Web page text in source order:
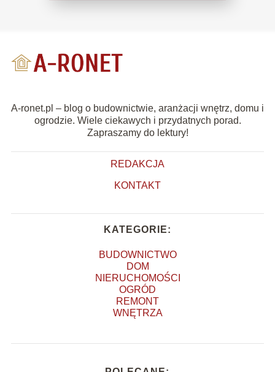
A-ronet.pl – blog o budownictwie, aranżacji wnętrz, domu i
ogrodzie. Wiele ciekawych i przydatnych porad.
Zapraszamy do lektury!
REDAKCJA
KONTAKT
KATEGORIE:
BUDOWNICTWO
DOM
NIERUCHOMOŚCI
OGRÓD
REMONT
WNĘTRZA